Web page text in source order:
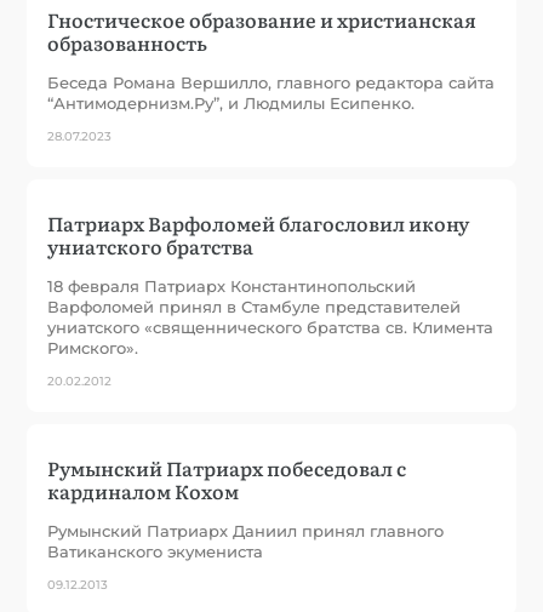
Гностическое образование и христианская
образованность
Беседа Романа Вершилло, главного редактора сайта
“Антимодернизм.Ру”, и Людмилы Есипенко.
28.07.2023
Патриарх Варфоломей благословил икону
униатского братства
18 февраля Патриарх Константинопольский
Варфоломей принял в Стамбуле представителей
униатского «священнического братства св. Климента
Римского».
20.02.2012
Румынский Патриарх побеседовал с
кардиналом Кохом
Румынский Патриарх Даниил принял главного
Ватиканского экумениста
09.12.2013